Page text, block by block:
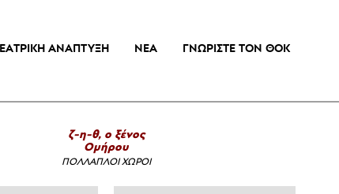
ΑΝΑΠΤΥΞΗ ΝΕΑ ΓΝΩΡΙΣΤΕ ΤΟΝ ΘΟΚ
ζ-η-θ, ο ξένος
Ομήρου
ΠΟΛΛΑΠΛΟΙ ΧΩΡΟΙ